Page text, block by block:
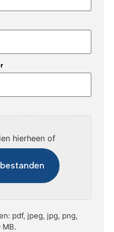
hierheen of
pdf, jpeg, jpg, png,